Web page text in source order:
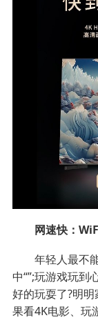
网速快：
年轻人最不能
中“”;玩游戏玩到
好的玩耍了?明
果看4K电影、玩